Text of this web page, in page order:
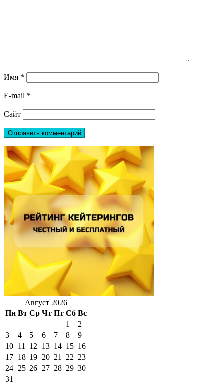
Имя *
E-mail *
Сайт
Август 2026
Пн Вт Ср Чт Пт Сб Вс
1
2
3
4 5 6 7 8
9
10 11 12 13 14 15 16
17 18 19 20 21 22 23
24 25 26 27 28 29 30
31